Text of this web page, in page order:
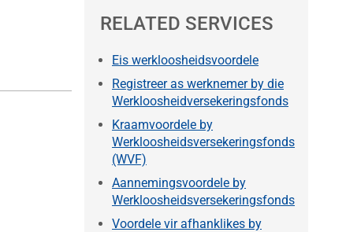
RELATED SERVICES
Eis werkloosheidsvoordele
Registreer as werknemer by die
Werkloosheidversekeringsfonds
Kraamvoordele by
Werkloosheidsversekeringsfonds
(WVF)
Aannemingsvoordele by
Werkloosheidsversekeringsfonds
Voordele vir afhanklikes by